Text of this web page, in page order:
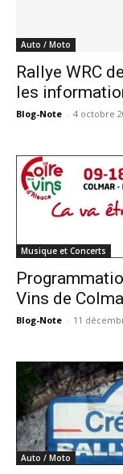
Auto / Moto
Rallye WRC
les
Blog-Note - 4 octobre
Musique et Concerts
Vins de
Blog-Note - 11
Auto / Moto